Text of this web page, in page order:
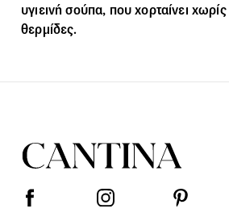
υγιεινή σούπα, που χορταίνει χωρίς
θερμίδες.